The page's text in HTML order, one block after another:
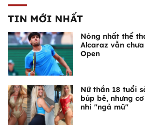
TIN MỚI NHẤT
Nóng nhất thể
Alcaraz vẫn
Open
Nữ thần 18 tuổi
búp bê, nhưng
nhi "ngả mũ"